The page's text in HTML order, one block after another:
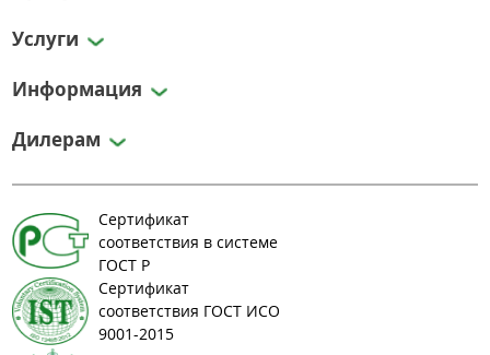
Услуги
Информация
Дилерам
Сертификат
соответствия в системе
ГОСТ Р
Сертификат
соответствия ГОСТ ИСО
9001-2015